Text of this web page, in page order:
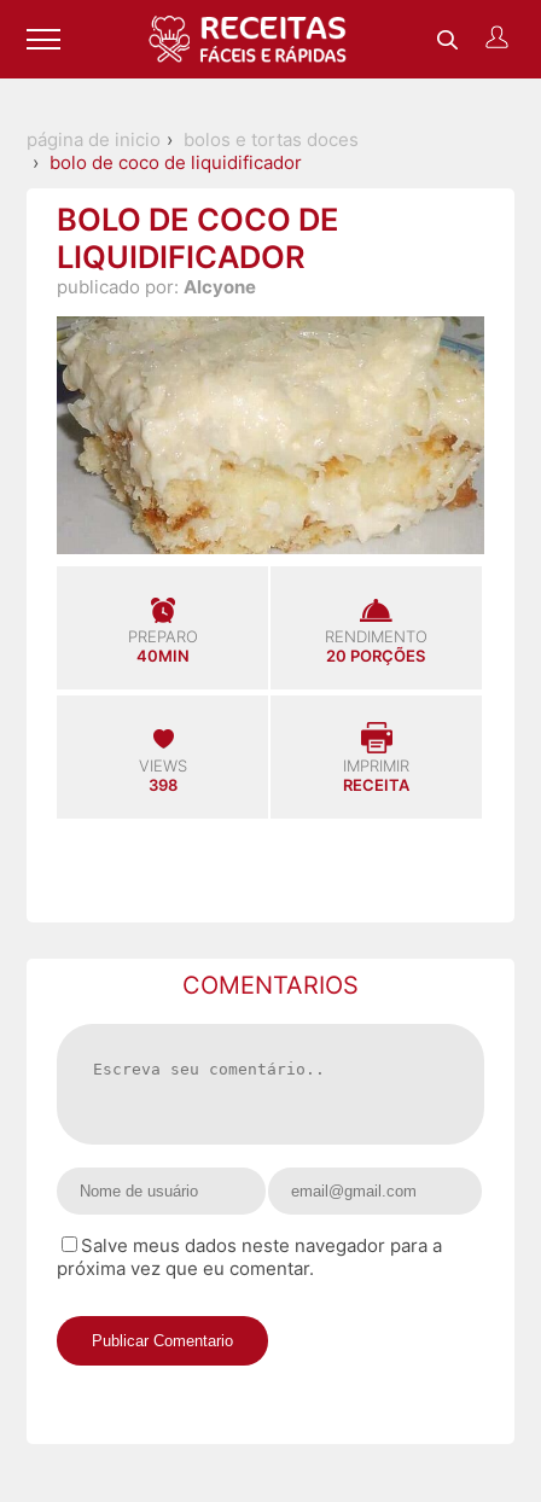
página de inicio
bolos e tortas doces
bolo de coco de liquidificador
BOLO DE COCO DE
LIQUIDIFICADOR
publicado por:Alcyone
PREPARO
40MIN
RENDIMENTO
20 PORÇÕES
VIEWS
398
IMPRIMIR
RECEITA
COMENTARIOS
Salve meus dados neste navegador para a
próxima vez que eu comentar.